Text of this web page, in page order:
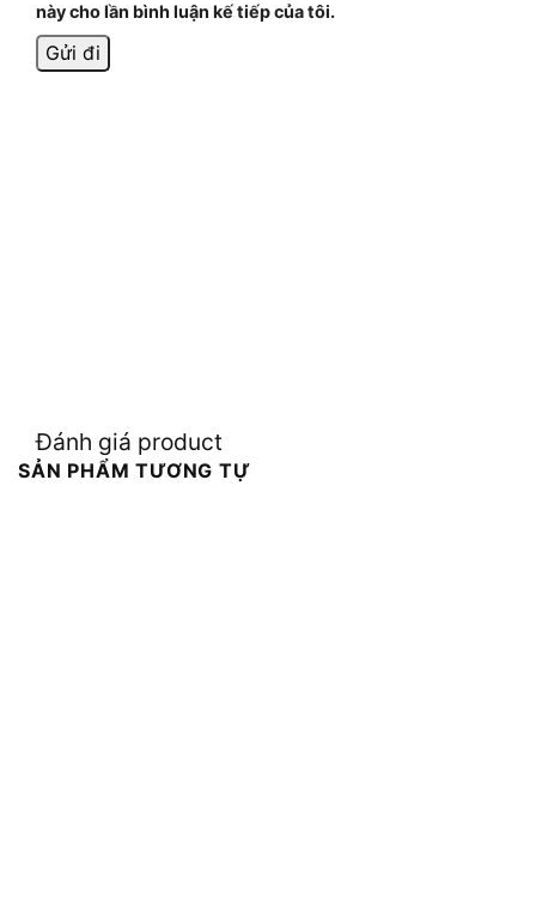
này cho lần bình luận kế tiếp của tôi.
Đánh giá product
SẢN PHẨM TƯƠNG TỰ